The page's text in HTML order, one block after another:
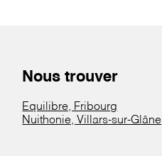
Nous trouver
Equilibre, Fribourg
Nuithonie, Villars-sur-Glâne